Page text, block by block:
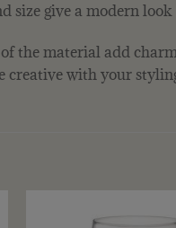
size give a modern
the material add
creative with your